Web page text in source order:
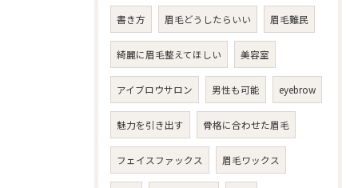
書き方 眉毛どうしたらいい 眉毛難民
綺麗に眉毛整えてほしい 美容室
アイブロウサロン 男性も可能 eyebrow
魅力を引き出す 骨格に合わせた眉毛
フェイスファックス 眉毛ワックス